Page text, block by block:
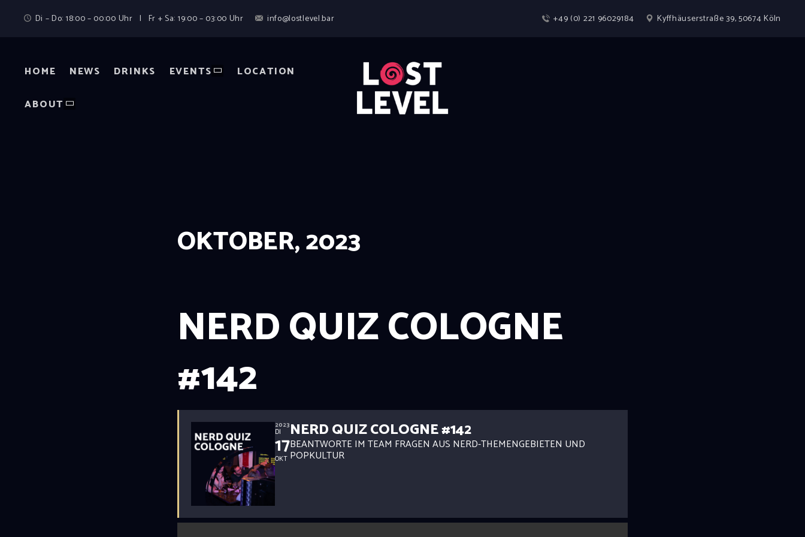
Di – Do: 18:00 – 00:00 Uhr | Fr + Sa: 19:00 – 03:00 Uhr info@lostlevel.bar +49 (0) 221 96029184 Kyffhäuserstraße 39, 50674 Köln
HOME NEWS DRINKS EVENTS LOCATION
ABOUT
NEWS
LOCATION
OKTOBER, 2023
NERD QUIZ COLOGNE
#142
2023
DI
17
OKT
NERD QUIZ COLOGNE #142
BEANTWORTE IM TEAM FRAGEN AUS NERD-THEMENGEBIETEN UND
POPKULTUR